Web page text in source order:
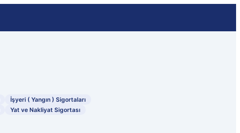
İşyeri ( Yangın ) Sigortaları
Yat ve Nakliyat Sigortası